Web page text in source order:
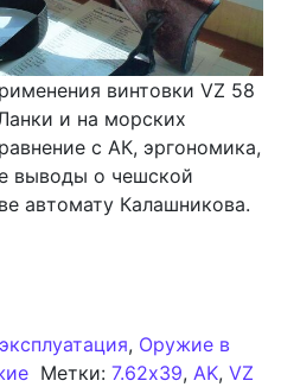
винтовки VZ 58
и на морских
с АК, эргономика,
выводы о чешской
автомату Калашникова.
, Оружие в
Метки: 7.62x39, AK, VZ